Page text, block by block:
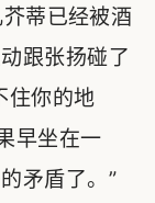
蒂已经被酒
跟张扬碰了
住你的地
早坐在一
矛盾了。”